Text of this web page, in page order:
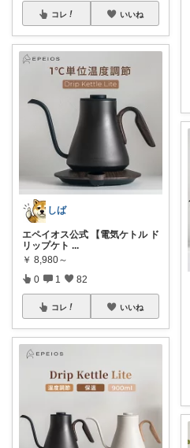
コレ いいね
しば
エペイオス公式 【電気ケトル ド
リップケト ...
￥ 8,980～
0 1 82
コレ いいね